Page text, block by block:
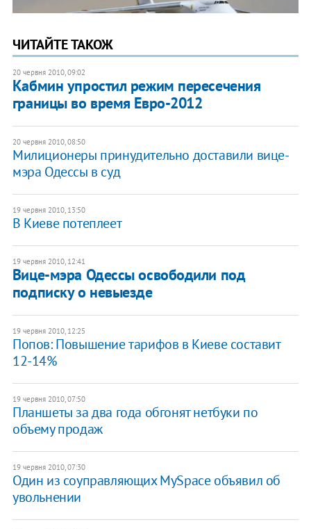
ЧИТАЙТЕ ТАКОЖ
20 червня 2010, 09:02
Кабмин упростил режим пересечения
границы во время Евро-2012
20 червня 2010, 08:50
Милиционеры принудительно доставили вице-
мэра Одессы в суд
19 червня 2010, 13:50
В Киеве потеплеет
19 червня 2010, 12:41
Вице-мэра Одессы освободили под
подписку о невыезде
19 червня 2010, 12:25
Попов: Повышение тарифов в Киеве составит
12-14%
19 червня 2010, 07:50
Планшеты за два года обгонят нетбуки по
объему продаж
19 червня 2010, 07:30
Один из соуправляющих MySpace объявил об
увольнении